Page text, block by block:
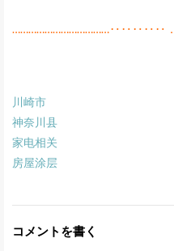
………………………………‥‥‥‥‥
川崎市
神奈川县
家电相关
房屋涂层
コメントを書く